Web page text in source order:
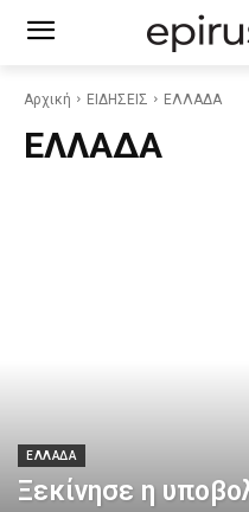
Αρχική ΕΙΔΗΣΕΙΣ ΕΛΛΑΔΑ
ΕΛΛΑΔΑ
ΕΛΛΑΔΑ
Ξεκίνησε η